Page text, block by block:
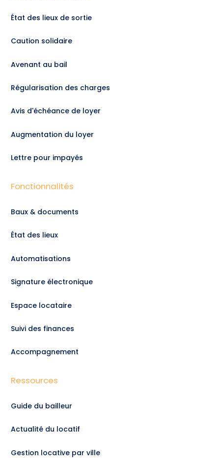
État des lieux de sortie
Caution solidaire
Avenant au bail
Régularisation des charges
Avis d'échéance de loyer
Augmentation du loyer
Lettre pour impayés
Fonctionnalités
Baux & documents
État des lieux
Automatisations
Signature électronique
Espace locataire
Suivi des finances
Accompagnement
Ressources
Guide du bailleur
Actualité du locatif
Gestion locative par ville